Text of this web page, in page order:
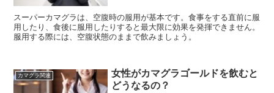
スーパーカマグラは、空腹時の服用が基本です。食事をする直前に服
用したり、食後に服用したりすると最大限に効果を発揮できません。
服用する際には、空腹状態のままで飲みましょう。
カマグラ関連
女性がカマグラゴールドを飲むと
どうなるの？